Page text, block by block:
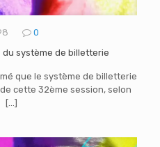
0
du système de billetterie
que le système de billetterie
cette 32ème session, selon
[…]